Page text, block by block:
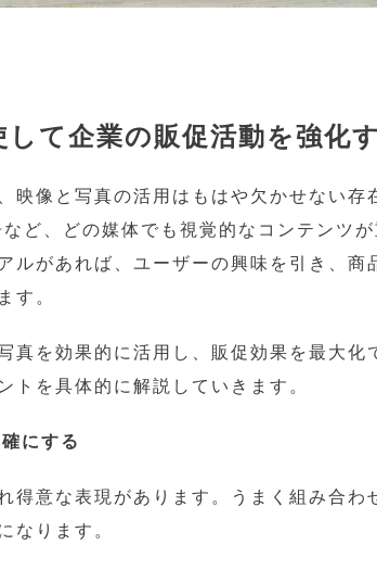
して企業の販促活動を強化
映像と写真の活用はもはや欠かせない存
ど、どの媒体でも視覚的なコンテンツ
ルがあれば、ユーザーの興味を引き、商
す。
真を効果的に活用し、販促効果を最大化
トを具体的に解説していきます。
にする
得意な表現があります。うまく組み合わ
なります。